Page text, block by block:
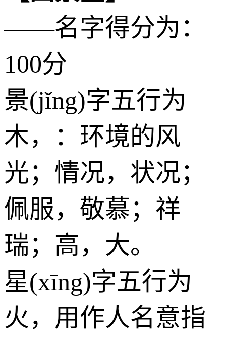
——名字得分为：
100分
景(jǐng)字五行为
木，：环境的风
光；情况，状况；
佩服，敬慕；祥
瑞；高，大。
星(xīng)字五行为
火 ，用作人名意指